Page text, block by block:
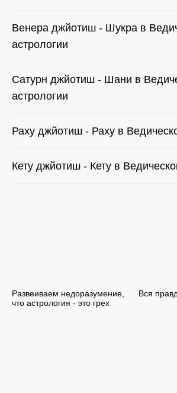
Венера джйотиш - Шукра в
астрологии
Сатурн джйотиш - Шани в
астрологии
Раху джйотиш - Раху в
Кету джйотиш - Кету в
Развеиваем недоразумение,
что астрология - это грех
Вся